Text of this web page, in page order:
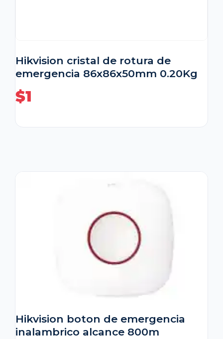
Hikvision cristal de rotura de
emergencia 86x86x50mm 0.20Kg
$1
Hikvision boton de emergencia
inalambrico alcance 800m